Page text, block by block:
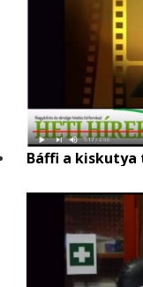
Báffi a